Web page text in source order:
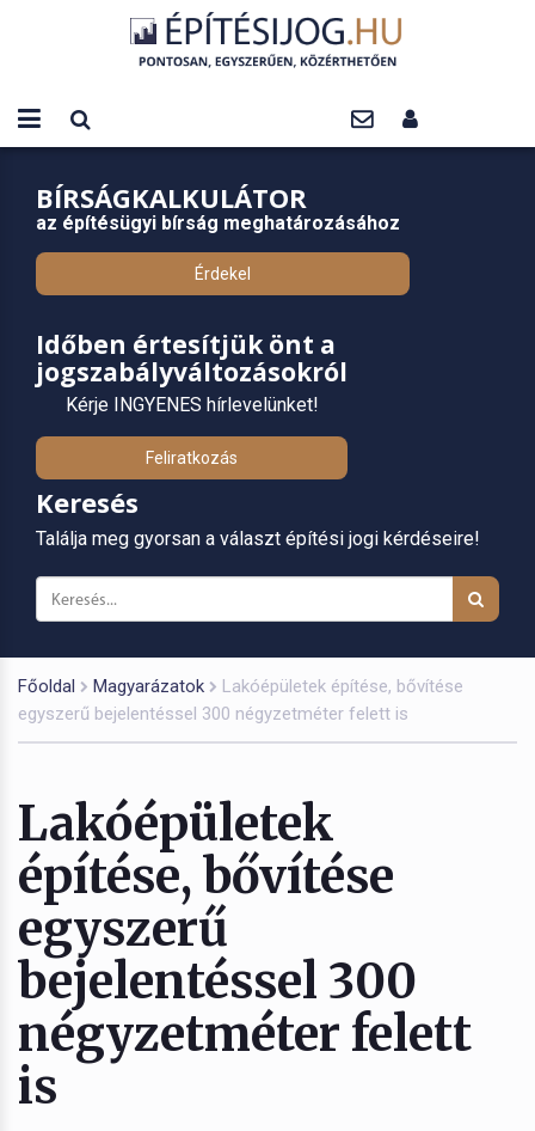
BÍRSÁGKALKULÁTOR
az építésügyi bírság meghatározásához
Érdekel
Időben értesítjük önt a
jogszabályváltozásokról
Kérje INGYENES hírlevelünket!
Feliratkozás
Keresés
Találja meg gyorsan a választ építési jogi kérdéseire!
Főoldal Magyarázatok
Lakóépületek építése, bővítése
egyszerű bejelentéssel 300 négyzetméter felett is
Lakóépületek
építése, bővítése
egyszerű
bejelentéssel 300
négyzetméter felett
is